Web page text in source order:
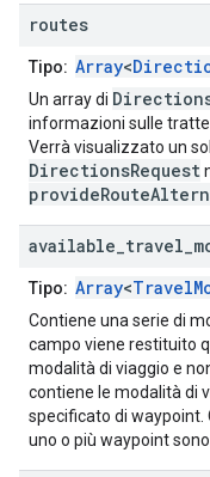
routes
Tipo: Array<
Un array di
informazioni sulle tratte
Verrà visualizzato un
DirectionsRequest
available travel
Tipo: Array<
Contiene una serie di
campo viene restituito
modalità di viaggio e
contiene le modalità di
specificato di waypoint.
uno o più waypoint